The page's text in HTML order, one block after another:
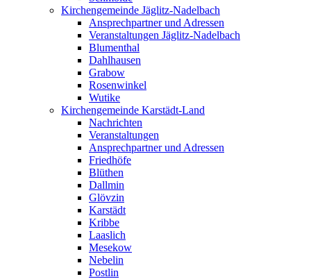
Kirchengemeinde Jäglitz-Nadelbach
Ansprechpartner und Adressen
Veranstaltungen Jäglitz-Nadelbach
Blumenthal
Dahlhausen
Grabow
Rosenwinkel
Wutike
Kirchengemeinde Karstädt-Land
Nachrichten
Veranstaltungen
Ansprechpartner und Adressen
Friedhöfe
Blüthen
Dallmin
Glövzin
Karstädt
Kribbe
Laaslich
Mesekow
Nebelin
Postlin